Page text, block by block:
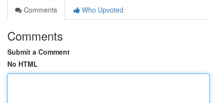
Comments
Who Upvoted
Comments
Submit a Comment
No HTML